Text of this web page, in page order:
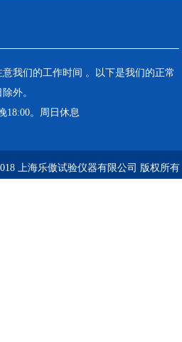
我们的工作时间 。以下是我们的正常
外。
18:00。周日休息
上海乐傲试验仪器有限公司 版权所